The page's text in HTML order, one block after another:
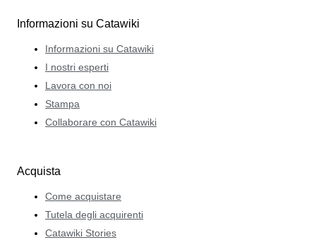
Informazioni su Catawiki
Informazioni su Catawiki
I nostri esperti
Lavora con noi
Stampa
Collaborare con Catawiki
Acquista
Come acquistare
Tutela degli acquirenti
Catawiki Stories